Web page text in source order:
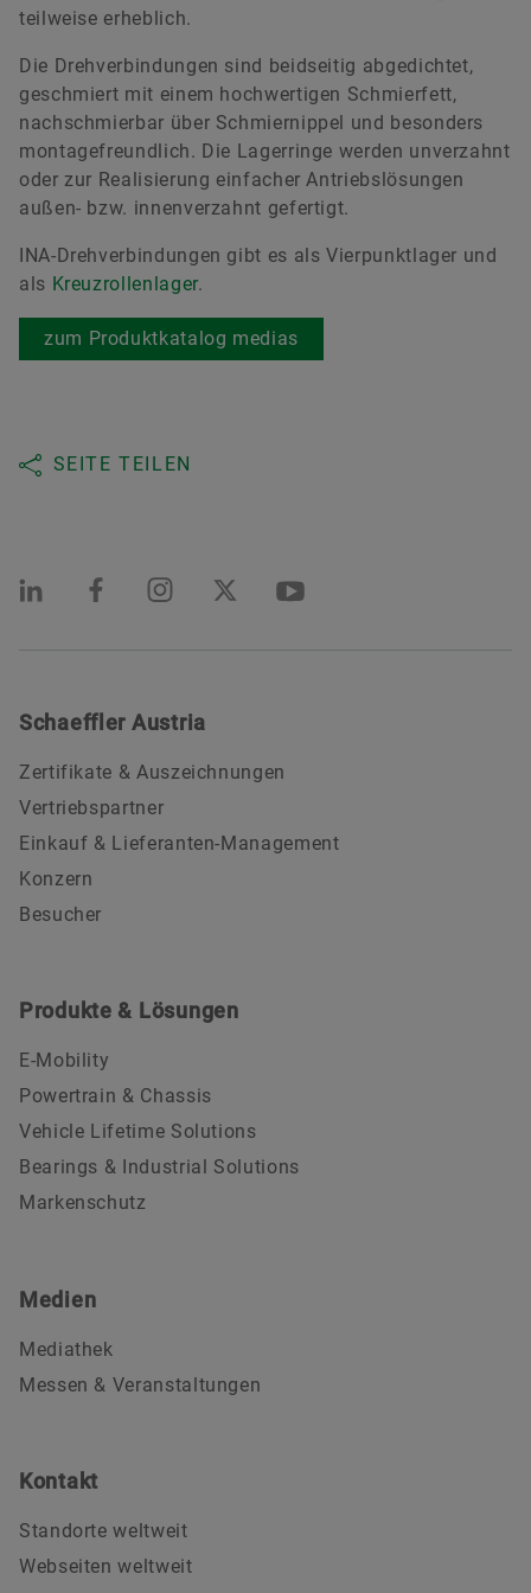
teilweise erheblich.
Die Drehverbindungen sind beidseitig abgedichtet,
geschmiert mit einem hochwertigen Schmierfett,
nachschmierbar über Schmiernippel und besonders
montagefreundlich. Die Lagerringe werden unverzahnt
oder zur Realisierung einfacher Antriebslösungen
außen- bzw. innenverzahnt gefertigt.
INA-Drehverbindungen gibt es als Vierpunktlager und
als Kreuzrollenlager.
zum Produktkatalog medias
SEITE TEILEN
Schaeffler Austria
Zertifikate & Auszeichnungen
Vertriebspartner
Einkauf & Lieferanten-Management
Konzern
Besucher
Produkte & Lösungen
E-Mobility
Powertrain & Chassis
Vehicle Lifetime Solutions
Bearings & Industrial Solutions
Markenschutz
Medien
Mediathek
Messen & Veranstaltungen
Kontakt
Standorte weltweit
Webseiten weltweit